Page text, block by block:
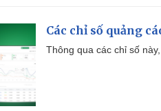
Các chỉ số quảng
Thông qua các chỉ số